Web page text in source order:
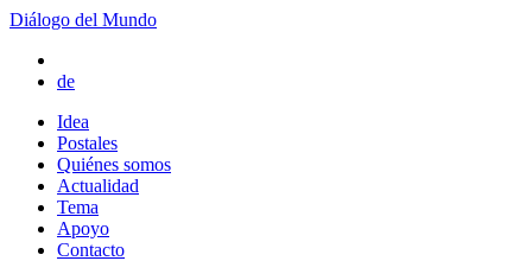
Diálogo del Mundo
de
Idea
Postales
Quiénes somos
Actualidad
Tema
Apoyo
Contacto